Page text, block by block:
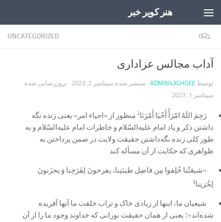
هنر کویر خبر
UNCATEGORIZED 0
آداب مجالس عزاداری
توسط ADMIN43GHGEE · منتشر شده سپتامبر 2, 2023
· بروزرسانی شده
سپتامبر 1, 2023
رَحِمَ اللَهُ امْرَأً أَحْیَا أَمْرَنَا2 منظور از «احیاء امر» یعنی زنده نگه
داشتن ذکر و یاد امام علیه‌السّلام و خاطرات امام علیه‌السّلام و به
طور کلی زنده نگه‌داشتن حقیقت ولایت در ضمن پرداختن به
ظواهری که حکایت از آن مسأله کند
«شیعَتُنا خُلِقوا مِن فاضِل طینَتِنا، یفرحونَ لِفَرَحِنا وَ یحزَنونَ
لِحُزنِنا3
شیعیان ما، اینها از زیادی خاک و تراب خلقت ما آنها آفریده
شده‌اند»؛ یعنی از همان حقیقت نورانی که خداوند وجود ما را از آن